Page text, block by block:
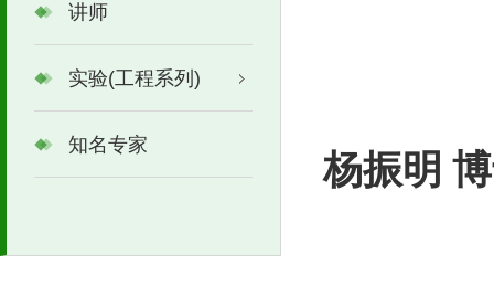
讲师
实验(工程系列)
知名专家
杨振明